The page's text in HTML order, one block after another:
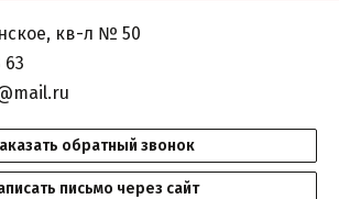
кв-л № 50
63
обратный звонок
письмо через сайт